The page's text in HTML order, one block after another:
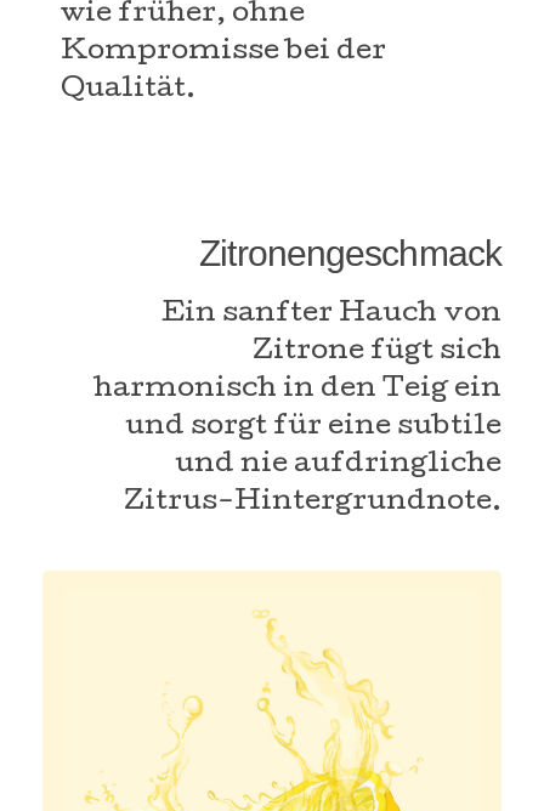
wie früher, ohne
Kompromisse bei der
Qualität.
Zitronengeschmack
Ein sanfter Hauch von
Zitrone fügt sich
harmonisch in den Teig ein
und sorgt für eine subtile
und nie aufdringliche
Zitrus-Hintergrundnote.